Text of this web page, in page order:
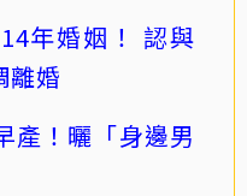
年婚姻！ 認與
離婚
產！曬「身邊男